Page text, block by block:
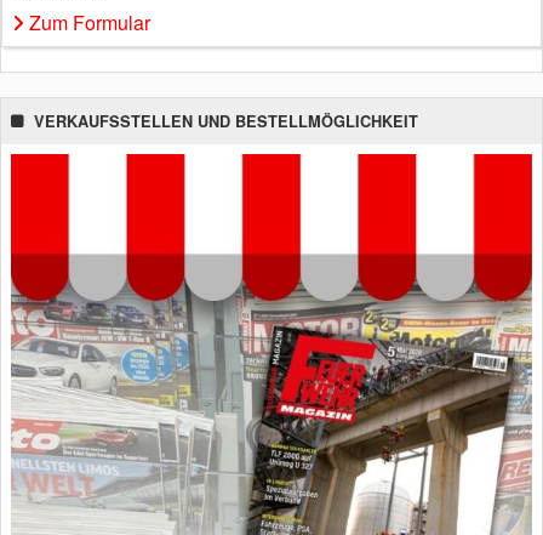
Zum Formular
VERKAUFSSTELLEN UND BESTELLMÖGLICHKEIT